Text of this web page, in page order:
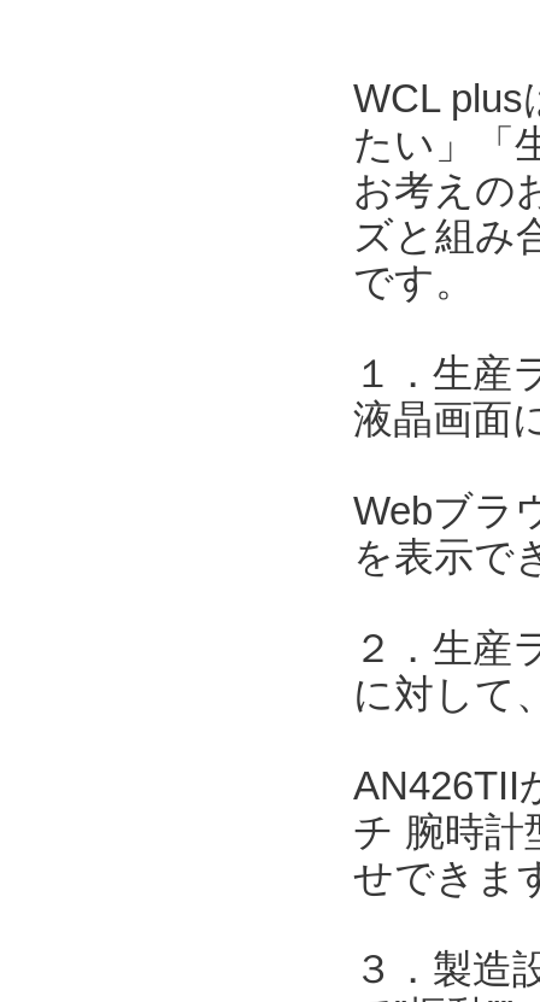
WCL plus
たい」「
お考えの
ズと組み
です。
１．生産
液晶画面
Webブラ
を表示で
２．生産
に対して
AN426TII
チ 腕時計
せできま
３．製造